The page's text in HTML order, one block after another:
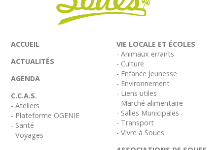
ACCUEIL
ACTUALITÉS
AGENDA
C.C.A.S.
- Ateliers
- Plateforme OGENIE
- Santé
- Voyages
VIE LOCALE ET ÉCOLES
- Animaux errants
- Culture
- Enfance Jeunesse
- Environnement
- Liens utiles
- Marché alimentaire
- Salles Municipales
- Transport
- Vivre à Soues